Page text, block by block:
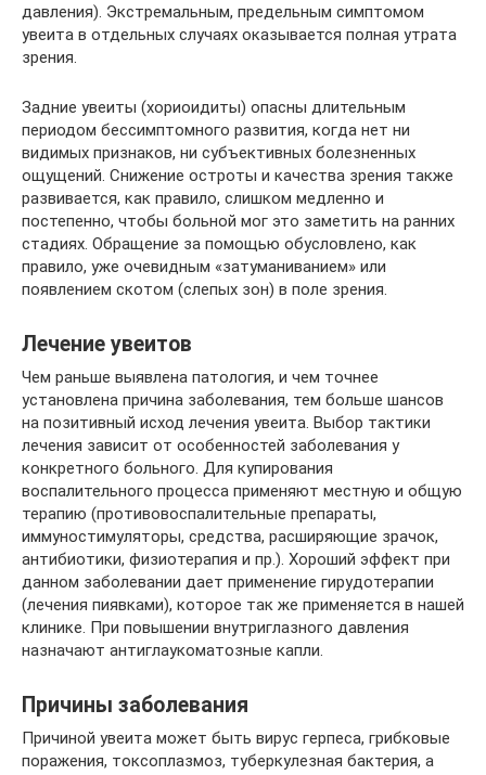
давления). Экстремальным, предельным симптомом
увеита в отдельных случаях оказывается полная утрата
зрения.
Задние увеиты (хориоидиты) опасны длительным
периодом бессимптомного развития, когда нет ни
видимых признаков, ни субъективных болезненных
ощущений. Снижение остроты и качества зрения также
развивается, как правило, слишком медленно и
постепенно, чтобы больной мог это заметить на ранних
стадиях. Обращение за помощью обусловлено, как
правило, уже очевидным «затуманиванием» или
появлением скотом (слепых зон) в поле зрения.
Лечение увеитов
Чем раньше выявлена патология, и чем точнее
установлена причина заболевания, тем больше шансов
на позитивный исход лечения увеита. Выбор тактики
лечения зависит от особенностей заболевания у
конкретного больного. Для купирования
воспалительного процесса применяют местную и общую
терапию (противовоспалительные препараты,
иммуностимуляторы, средства, расширяющие зрачок,
антибиотики, физиотерапия и пр.). Хороший эффект при
данном заболевании дает применение гирудотерапии
(лечения пиявками), которое так же применяется в нашей
клинике. При повышении внутриглазного давления
назначают антиглаукоматозные капли.
Причины заболевания
Причиной увеита может быть вирус герпеса, грибковые
поражения, токсоплазмоз, туберкулезная бактерия, а